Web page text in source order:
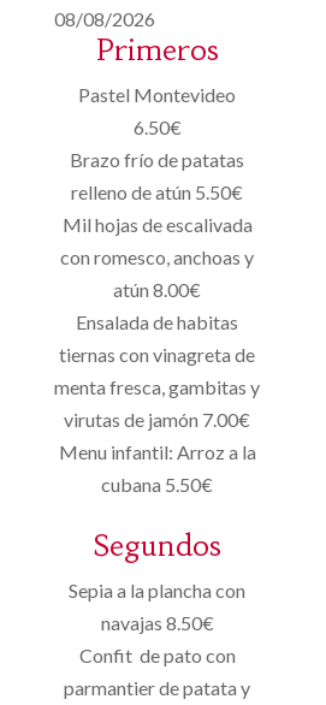
08/08/2026
Primeros
Pastel Montevideo
6.50€
Brazo frío de patatas
relleno de atún 5.50€
Mil hojas de escalivada
con romesco, anchoas y
atún 8.00€
Ensalada de habitas
tiernas con vinagreta de
menta fresca, gambitas y
virutas de jamón 7.00€
Menu infantil: Arroz a la
cubana 5.50€
Segundos
Sepia a la plancha con
navajas 8.50€
Confit de pato con
parmantier de patata y